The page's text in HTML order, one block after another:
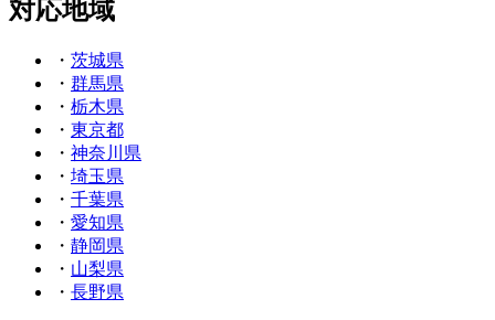
対応地域
・ 茨城県
・ 群馬県
・ 栃木県
・ 東京都
・ 神奈川県
・ 埼玉県
・ 千葉県
・ 愛知県
・ 静岡県
・ 山梨県
・ 長野県